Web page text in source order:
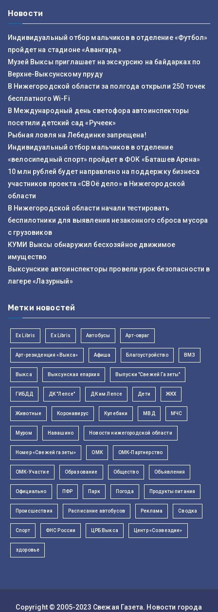
Новости
Индивидуальный отбор мальчиков в отделение «Футбол»
пройдет на стадионе «Авангард»
Музей Выксы приглашает на экскурсию на байдарках по
Верхне-Выксунскому пруду
В Нижегородской области за полгода открыли 250 точек
бесплатного Wi-Fi
В Международный день светофора автоинспекторы
посетили детский сад «Ручеек»
Рыбная ловля на Лебединке запрещена!
Индивидуальный отбор мальчиков в отделение
«велосипедный спорт» пройдет в ФОК «Баташев Арена»
10 млн рублей будет направлено на поддержку бизнеса
участников проекта «СВОё дело» в Нижегородской
области
В Нижегородской области начали тестировать
беспилотники для выявления незаконного сброса мусора
с грузовиков
КУМИ Выксы обнаружил бесхозяйное движимое
имущество
Выксунские автоинспекторы провели урок безопасности в
лагере «Лазурный»
Метки новостей
Ex Libris Ex Libris Автобусы Арт-овраг
Арт-резиденция «Выкса» Афиша Благоустройство ВМЗ
Выкса Выксунская епархия Выпуски "Свежей Газеты"
ГИБДД ДК "Лепсе" ДК им Лепсе Дети ЖКХ
Животные Коронавирус Кулебаки МВД МЧС
Муром Навашино Новости нижегородской области
Номер «Свежей газеты» ОМК ОМК-Партнерство
ОМК-Участие Образование Общество Объявления
Официально ПФР Парк Погода Продукты питания
Происшествия Расписание автобусов Реклама Сводка
Спорт ФНС России ЦРБ Выкса Центр «Созвездие»
здоровье
Copyright © 2005-2023 Свежая Газета. Новости города